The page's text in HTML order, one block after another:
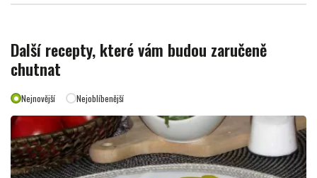
Další recepty, které vám budou zaručeně
chutnat
Nejnovější Nejoblíbenější